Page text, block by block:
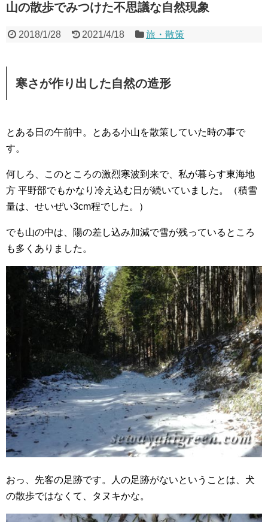
山の散歩でみつけた不思議な自然現象
2018/1/28 2021/4/18 旅・散策
寒さが作り出した自然の造形
とある日の午前中。とある小山を散策していた時の事で
す。
何しろ、このところの激烈寒波到来で、私が暮らす東海地
方 平野部でもかなり冷え込む日が続いていました。（積雪
量は、せいぜい3cm程でした。）
でも山の中は、陽の差し込み加減で雪が残っているところ
も多くありました。
おっ、先客の足跡です。人の足跡がないということは、犬
の散歩ではなくて、タヌキかな。